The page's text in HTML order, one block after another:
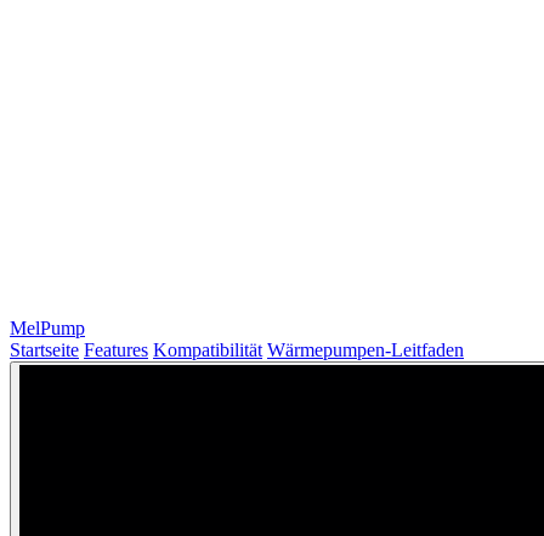
MelPump
Startseite Features Kompatibilität Wärmepumpen-Leitfaden